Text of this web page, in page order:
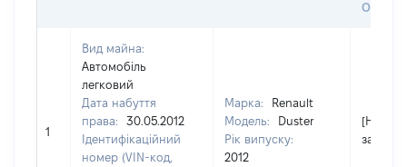
1
Вид майна:
Автомобіль
легковий
Дата набуття
права:
30.05.2012
Ідентифікаційний
номер (VIN-код,
Марка:
Renault
Модель:
Duster
Рік випуску:
2012
[Не